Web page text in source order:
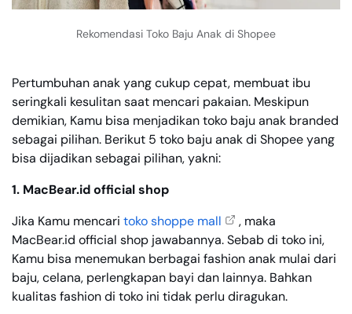
Rekomendasi Toko Baju Anak di Shopee
Pertumbuhan anak yang cukup cepat, membuat ibu
seringkali kesulitan saat mencari pakaian. Meskipun
demikian, Kamu bisa menjadikan toko baju anak branded
sebagai pilihan. Berikut 5 toko baju anak di Shopee yang
bisa dijadikan sebagai pilihan, yakni:
1. MacBear.id official shop
Jika Kamu mencari toko shoppe mall
, maka
MacBear.id official shop jawabannya. Sebab di toko ini,
Kamu bisa menemukan berbagai fashion anak mulai dari
baju, celana, perlengkapan bayi dan lainnya. Bahkan
kualitas fashion di toko ini tidak perlu diragukan.